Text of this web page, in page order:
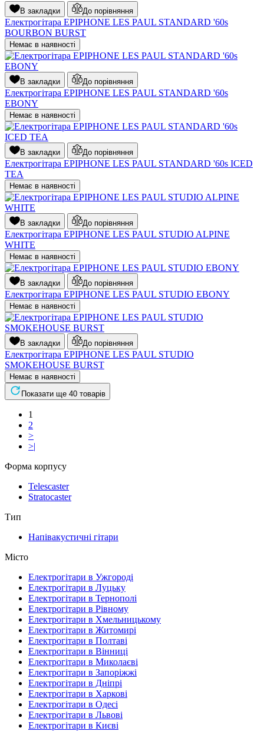
В закладки До порівняння
Електрогітара EPIPHONE LES PAUL STANDARD '60s
BOURBON BURST
Немає в наявності
В закладки До порівняння
Електрогітара EPIPHONE LES PAUL STANDARD '60s
EBONY
Немає в наявності
В закладки До порівняння
Електрогітара EPIPHONE LES PAUL STANDARD '60s ICED
TEA
Немає в наявності
В закладки До порівняння
Електрогітара EPIPHONE LES PAUL STUDIO ALPINE
WHITE
Немає в наявності
В закладки До порівняння
Електрогітара EPIPHONE LES PAUL STUDIO EBONY
Немає в наявності
В закладки До порівняння
Електрогітара EPIPHONE LES PAUL STUDIO
SMOKEHOUSE BURST
Немає в наявності
Показати ще 40 товарів
1
2
>
>|
Форма корпусу
Telescaster
Stratocaster
Тип
Напівакустичні гітари
Місто
Електрогітари в Ужгороді
Електрогітари в Луцьку
Електрогітари в Тернополі
Електрогітари в Рівному
Електрогітари в Хмельницькому
Електрогітари в Житомирі
Електрогітари в Полтаві
Електрогітари в Вінниці
Електрогітари в Миколаєві
Електрогітари в Запоріжжі
Електрогітари в Дніпрі
Електрогітари в Харкові
Електрогітари в Одесі
Електрогітари в Львові
Електрогітари в Києві